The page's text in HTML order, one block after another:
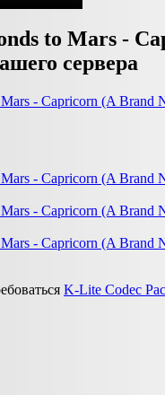
to Mars -
сервера
- Capricorn (A Brand
- Capricorn (A Brand
- Capricorn (A Brand
- Capricorn (A Brand
K-Lite Codec